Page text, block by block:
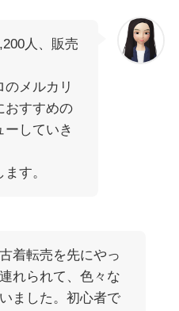
人、販売
メルカリ
おすすめの
ーしていき
す。
着転売を先にやっ
れられて、色々な
ました。初心者で